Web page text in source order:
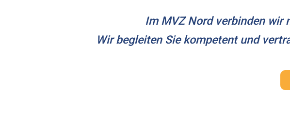
Im MVZ Nord verbinden wir
Wir begleiten Sie kompetent und